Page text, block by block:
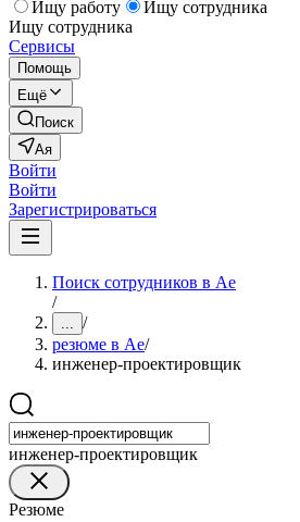
Ищу работу
Ищу сотрудника
Ищу сотрудника
Сервисы
Помощь
Ещё
Поиск
Ая
Войти
Войти
Зарегистрироваться
Поиск сотрудников в Ае
/
... /
резюме в Ае/
инженер-проектировщик
инженер-проектировщик
Резюме